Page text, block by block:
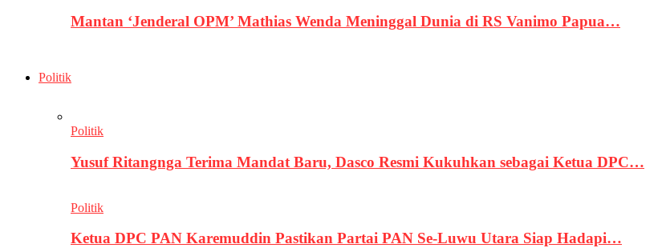
Mantan ‘Jenderal OPM’ Mathias Wenda Meninggal Dunia di RS Vanimo Papua…
Politik
Politik
Yusuf Ritangnga Terima Mandat Baru, Dasco Resmi Kukuhkan sebagai Ketua DPC…
Politik
Ketua DPC PAN Karemuddin Pastikan Partai PAN Se-Luwu Utara Siap Hadapi…